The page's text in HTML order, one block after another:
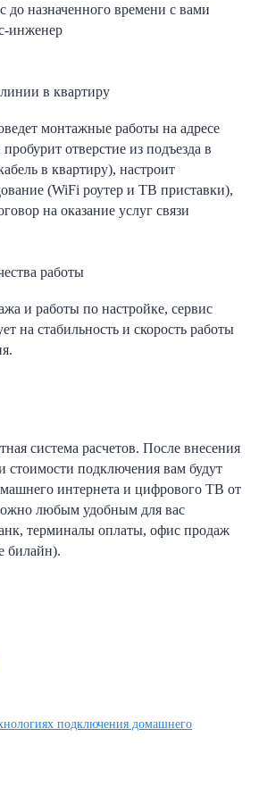
до назначенного времени с вами
инженер
в квартиру
монтажные работы на адресе
отверстие из подъезда в
в квартиру), настроит
(WiFi роутер и ТВ приставки),
на оказание услуг связи
работы
и работы по настройке, сервис
на стабильность и скорость работы
система расчетов. После внесения
стоимости подключения вам будут
интернета и цифрового ТВ от
любым удобным для вас
терминалы оплаты, офис продаж
билайн).
подключения домашнего